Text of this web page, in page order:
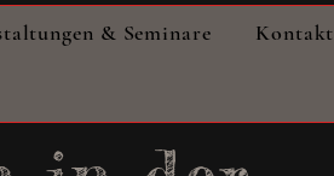
& Seminare Kontakt